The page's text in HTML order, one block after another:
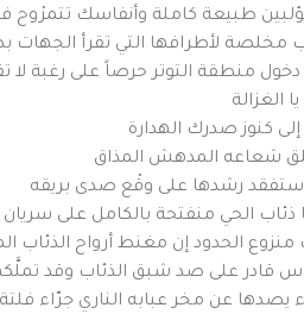
طبيعة كاملة وأنفاسك تتمرْوح
مخلصة لأطرافها التي تقرأ الجهات
دخول منطقة التوتر حرصاً على رغبة لا
الغزالة
كنوز صدرك الهدارة
شعاعه المدهش المذاق
ستفقد رشدها على وقْع صدى بريقه
ذئاب الحي منفتحة بالكامل على
الحدود إن مغنط أرواح الذئاب
قادر على صد شبق الذئاب وقد
يصدها عن مخر عبابه الناري جرّاء